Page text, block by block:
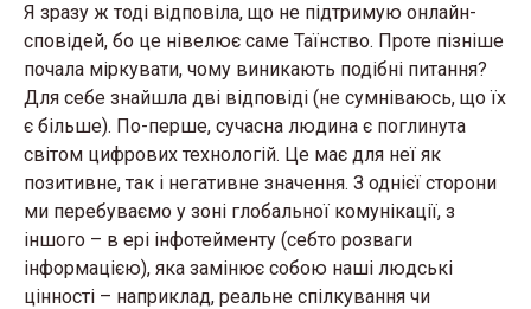
Я зразу ж тоді відповіла, що не підтримую онлайн-
сповідей, бо це нівелює саме Таїнство. Проте пізніше
почала міркувати, чому виникають подібні питання?
Для себе знайшла дві відповіді (не сумніваюсь, що їх
є більше). По-перше, сучасна людина є поглинута
світом цифрових технологій. Це має для неї як
позитивне, так і негативне значення. З однієї сторони
ми перебуваємо у зоні глобальної комунікації, з
іншого – в ері інфотейменту (себто розваги
інформацією), яка замінює собою наші людські
цінності – наприклад, реальне спілкування чи